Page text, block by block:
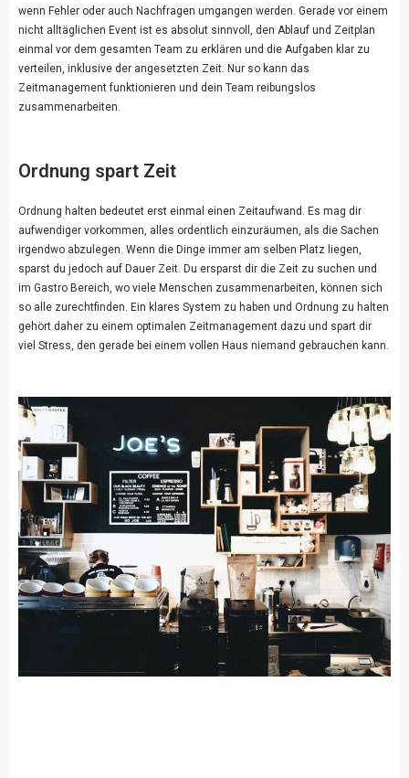
wenn Fehler oder auch Nachfragen umgangen werden. Gerade vor einem
nicht alltäglichen Event ist es absolut sinnvoll, den Ablauf und Zeitplan
einmal vor dem gesamten Team zu erklären und die Aufgaben klar zu
verteilen, inklusive der angesetzten Zeit. Nur so kann das
Zeitmanagement funktionieren und dein Team reibungslos
zusammenarbeiten.
Ordnung spart Zeit
Ordnung halten bedeutet erst einmal einen Zeitaufwand. Es mag dir
aufwendiger vorkommen, alles ordentlich einzuräumen, als die Sachen
irgendwo abzulegen. Wenn die Dinge immer am selben Platz liegen,
sparst du jedoch auf Dauer Zeit. Du ersparst dir die Zeit zu suchen und
im Gastro Bereich, wo viele Menschen zusammenarbeiten, können sich
so alle zurechtfinden. Ein klares System zu haben und Ordnung zu halten
gehört daher zu einem optimalen Zeitmanagement dazu und spart dir
viel Stress, den gerade bei einem vollen Haus niemand gebrauchen kann.